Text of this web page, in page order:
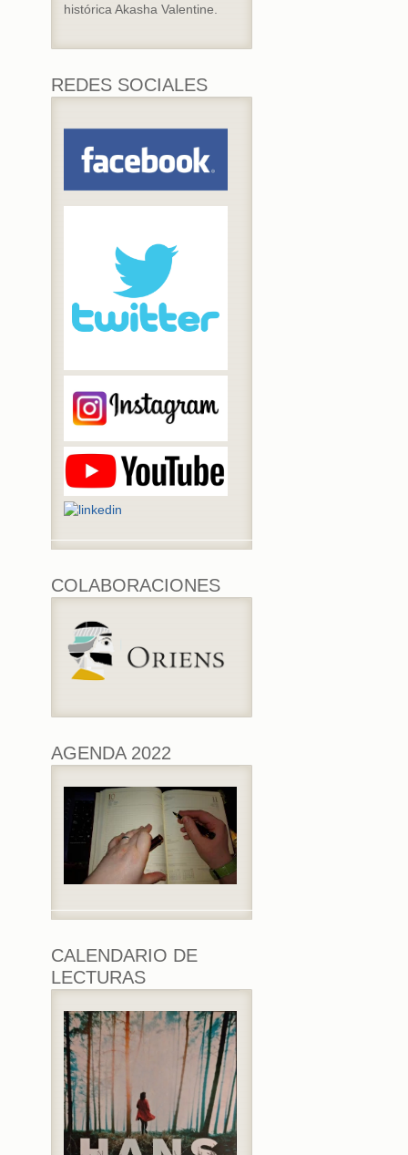
histórica Akasha Valentine.
REDES SOCIALES
COLABORACIONES
AGENDA 2022
CALENDARIO DE
LECTURAS